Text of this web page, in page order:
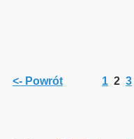
<- Powrót 1 2 3